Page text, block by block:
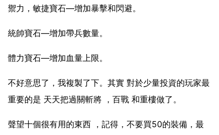
禦力，敏捷寶石—增加暴擊和閃避。
統帥寶石—增加帶兵數量。
體力寶石—增加血量上限。
不好意思了，我複製了下。其實 對於少量投資的玩家最
重要的是 天天把過關斬將 ，百戰 和重樓做了。
聲望十個很有用的東西 ，記得，不要買50的裝備，最